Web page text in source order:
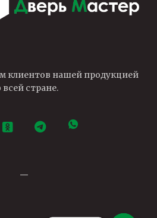
клиентов нашей продукцией
всей стране.
—